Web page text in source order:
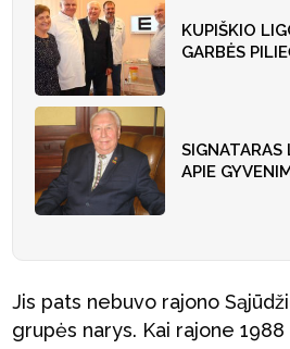
KUPIŠKIO
GARBĖS
SIGNATARAS
APIE
Jis pats nebuvo rajono
grupės narys. Kai rajone